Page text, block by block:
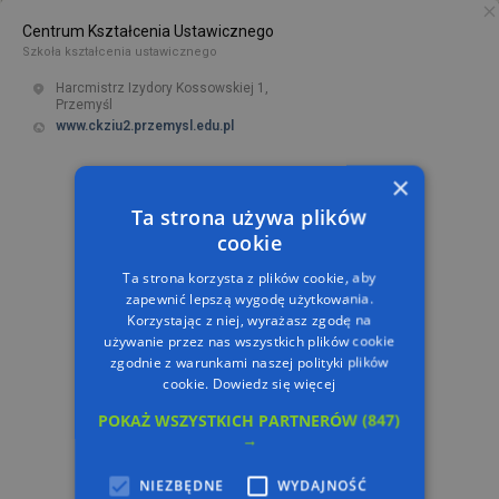
Centrum Kształcenia Ustawicznego
Szkoła kształcenia ustawicznego
Harcmistrz Izydory Kossowskiej 1,
Przemyśl
www.ckziu2.przemysl.edu.pl
PL
×
Ta strona używa plików
cookie
Ta strona korzysta z plików cookie, aby
zapewnić lepszą wygodę użytkowania.
Korzystając z niej, wyrażasz zgodę na
używanie przez nas wszystkich plików cookie
zgodnie z warunkami naszej polityki plików
cookie. Dowiedz się więcej
POKAŻ WSZYSTKICH PARTNERÓW(847)
→
NIEZBĘDNE WYDAJNOŚĆ